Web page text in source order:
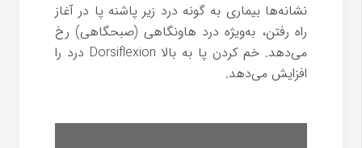
نشانه‌ها بیماری به گونه درد زیر پاشنه پا در آغاز
راه رفتن، به‌ویژه درد هاونگاهی (صبحگاهی) رخ
می‌دهد. خم کردن پا به بالا Dorsiflexion درد را
افزایش می‌دهد.